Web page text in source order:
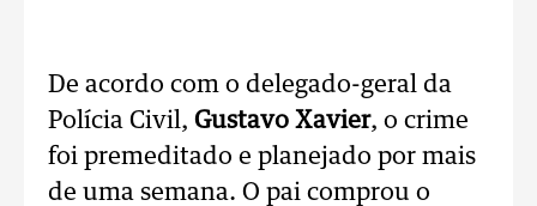
De acordo com o delegado-geral da
Polícia Civil, Gustavo Xavier, o crime
foi premeditado e planejado por mais
de uma semana. O pai comprou o